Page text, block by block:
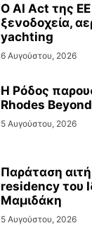
Ο AI Act της ΕΕ
ξενοδοχεία,
yachting
6 Αυγούστου, 2026
Η Ρόδος
Rhodes
5 Αυγούστου, 2026
Παράταση
residency του
Μαμιδάκη
5 Αυγούστου, 2026